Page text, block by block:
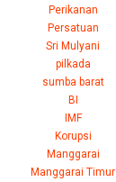
Perikanan
Persatuan
Sri Mulyani
pilkada
sumba barat
BI
IMF
Korupsi
Manggarai
Manggarai Timur